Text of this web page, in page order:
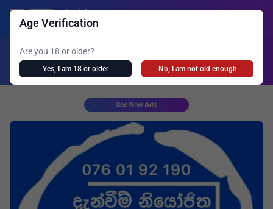
Lanka Ads
X
Girls Personal Live Cam Spa Shemale
See New Ads
Age Verification
Are you 18 or older?
Yes, I am 18 or older No, I am not old enough